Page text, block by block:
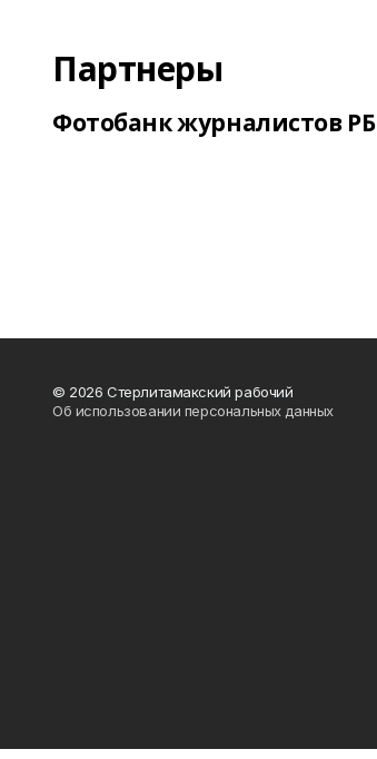
Партнеры
Фотобанк журналистов РБ
© 2026 Стерлитамакский рабочий
Об использовании персональных данных